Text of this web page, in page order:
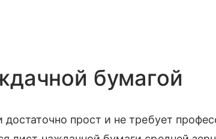
бумагой
прост и не требует